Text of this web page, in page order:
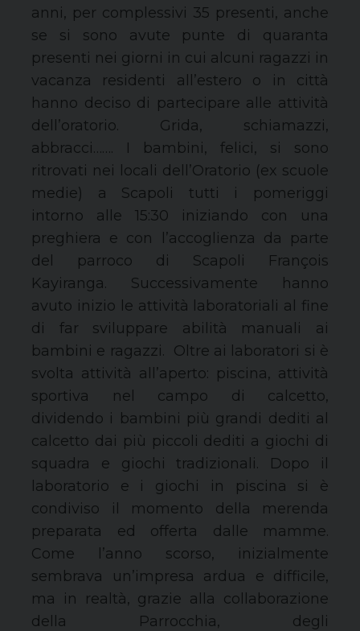
anni, per complessivi 35 presenti, anche
se si sono avute punte di quaranta
presenti nei giorni in cui alcuni ragazzi in
vacanza residenti all’estero o in città
hanno deciso di partecipare alle attività
dell’oratorio. Grida, schiamazzi,
abbracci……. I bambini, felici, si sono
ritrovati nei locali dell’Oratorio (ex scuole
medie) a Scapoli tutti i pomeriggi
intorno alle 15:30 iniziando con una
preghiera e con l’accoglienza da parte
del parroco di Scapoli François
Kayiranga. Successivamente hanno
avuto inizio le attività laboratoriali al fine
di far sviluppare abilità manuali ai
bambini e ragazzi. Oltre ai laboratori si è
svolta attività all’aperto: piscina, attività
sportiva nel campo di calcetto,
dividendo i bambini più grandi dediti al
calcetto dai più piccoli dediti a giochi di
squadra e giochi tradizionali. Dopo il
laboratorio e i giochi in piscina si è
condiviso il momento della merenda
preparata ed offerta dalle mamme.
Come l’anno scorso, inizialmente
sembrava un’impresa ardua e difficile,
ma in realtà, grazie alla collaborazione
della Parrocchia, degli